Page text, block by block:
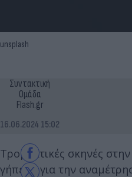
unsplash
Συντακτική
Ομάδα
Flash.gr
16.06.2024 15:02
Τρομακτικές σκηνές
γήπεδο για την